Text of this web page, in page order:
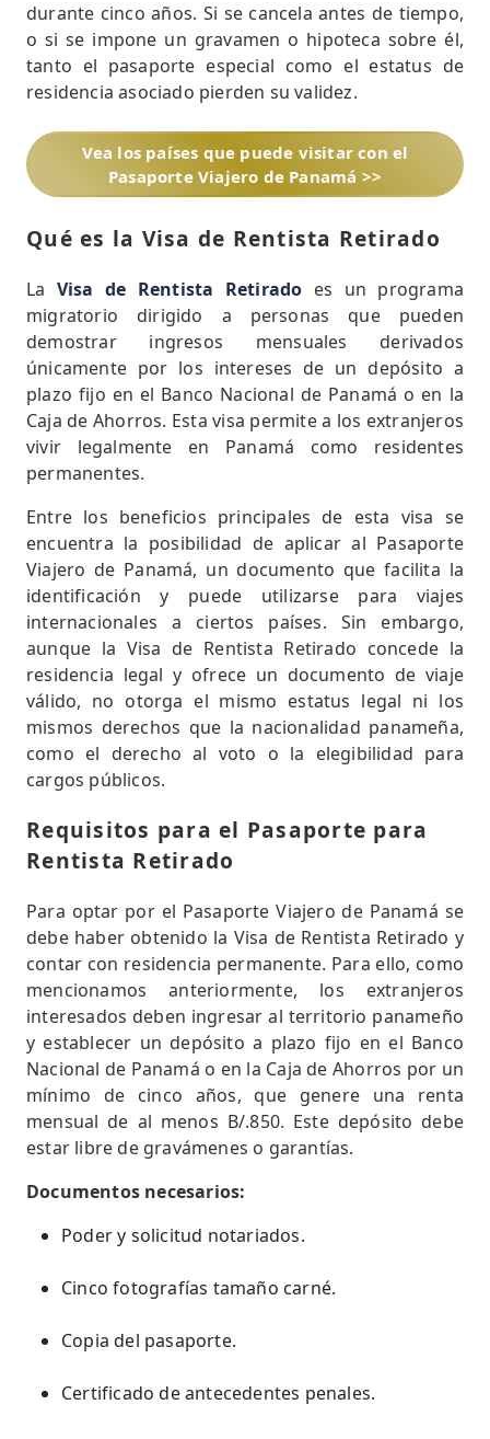
durante cinco años. Si se cancela antes de tiempo,
o si se impone un gravamen o hipoteca sobre él,
tanto el pasaporte especial como el estatus de
residencia asociado pierden su validez.
Vea los países que puede visitar con el
Pasaporte Viajero de Panamá >>
Qué es la Visa de Rentista Retirado
La Visa de Rentista Retirado es un programa
migratorio dirigido a personas que pueden
demostrar ingresos mensuales derivados
únicamente por los intereses de un depósito a
plazo fijo en el Banco Nacional de Panamá o en la
Caja de Ahorros. Esta visa permite a los extranjeros
vivir legalmente en Panamá como residentes
permanentes.
Entre los beneficios principales de esta visa se
encuentra la posibilidad de aplicar al Pasaporte
Viajero de Panamá, un documento que facilita la
identificación y puede utilizarse para viajes
internacionales a ciertos países. Sin embargo,
aunque la Visa de Rentista Retirado concede la
residencia legal y ofrece un documento de viaje
válido, no otorga el mismo estatus legal ni los
mismos derechos que la nacionalidad panameña,
como el derecho al voto o la elegibilidad para
cargos públicos.
Requisitos para el Pasaporte para
Rentista Retirado
Para optar por el Pasaporte Viajero de Panamá se
debe haber obtenido la Visa de Rentista Retirado y
contar con residencia permanente. Para ello, como
mencionamos anteriormente, los extranjeros
interesados deben ingresar al territorio panameño
y establecer un depósito a plazo fijo en el Banco
Nacional de Panamá o en la Caja de Ahorros por un
mínimo de cinco años, que genere una renta
mensual de al menos B/.850. Este depósito debe
estar libre de gravámenes o garantías.
Documentos necesarios:
Poder y solicitud notariados.
Cinco fotografías tamaño carné.
Copia del pasaporte.
Certificado de antecedentes penales.